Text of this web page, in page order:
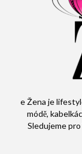
e Žena je
módě,
Sledujeme